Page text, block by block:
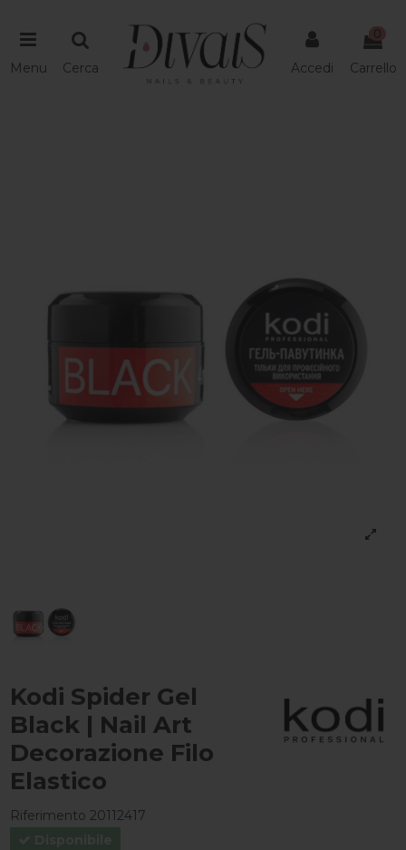
Menu Cerca Accedi
0
Carrello
Kodi Spider Gel
Black | Nail Art
Decorazione Filo
Elastico
Riferimento 20112417